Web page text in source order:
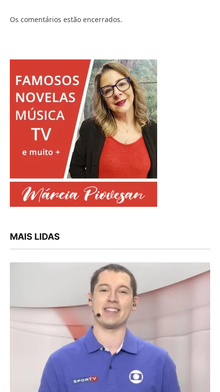
Os comentários estão encerrados.
MAIS LIDAS